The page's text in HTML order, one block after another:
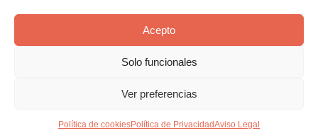
Acepto
Solo funcionales
Ver preferencias
Política de cookiesPolítica de PrivacidadAviso Legal
© Buenafuente del Sistal 2025 |
↑
Síguenos en Youtube:Instala nuestra App: